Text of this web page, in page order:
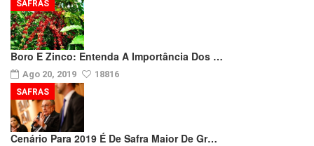
Boro E Zinco: Entenda A Importância Dos …
Ago 20, 2019 18816
SAFRAS
Cenário Para 2019 É De Safra Maior De Gr…
SAFRAS